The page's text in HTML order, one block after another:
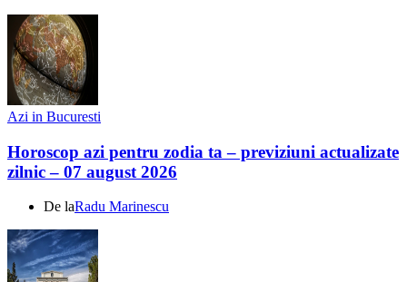
Azi in Bucuresti
Horoscop azi pentru zodia ta – previziuni actualizate
zilnic – 07 august 2026
De laRadu Marinescu